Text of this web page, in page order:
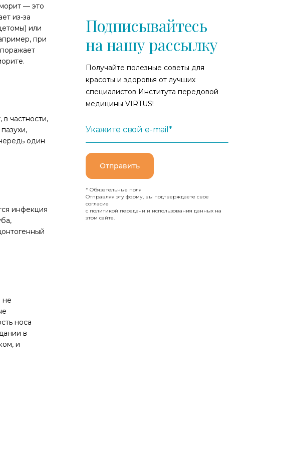
— это
из-за
или
при
частности,
один
инфекция
не
носа
в
и
Подписывайтесь
на нашу рассылку
Получайте полезные советы для
красоты и здоровья от лучших
специалистов Института передовой
медицины VIRTUS!
Укажите свой e-mail*
Отправить
* Обязательные поля
Отправляя эту форму, вы подтверждаете свое
согласие
с политикой передачи и использования данных на
этом сайте.